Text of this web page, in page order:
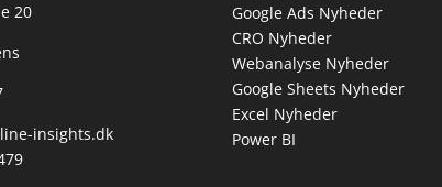
20
insights.dk
Google Ads Nyheder
CRO Nyheder
Webanalyse Nyheder
Google Sheets Nyheder
Excel Nyheder
Power BI